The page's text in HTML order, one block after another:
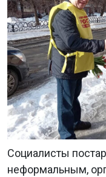
Социалисты
неформальным,